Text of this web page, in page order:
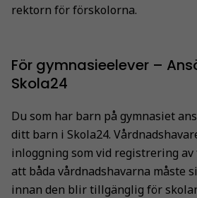
rektorn för förskolorna.
För gymnasieelever –
Skola24
Du som har barn på gymnasiet
ditt barn i Skola24.
inloggning som vid registrering av
att båda vårdnadshavarna måste
innan den blir tillgänglig för